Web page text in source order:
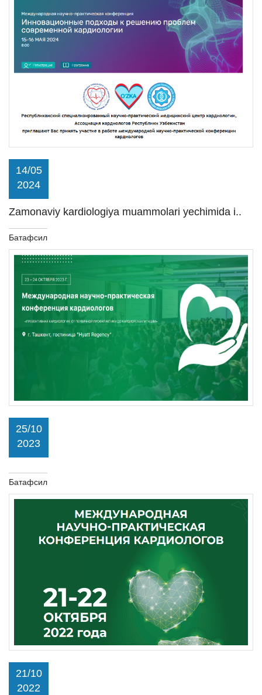
14/05
2024
Zamonaviy kardiologiya muammolari yechimida i..
Батафсил
25/10
2023
Батафсил
21/10
2022